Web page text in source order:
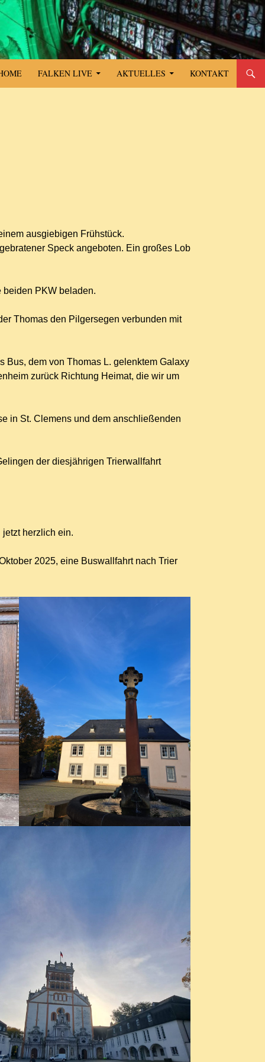
FALKEN LIVE AKTUELLES KONTAKT
ausgiebigen Frühstück.
Speck angeboten. Ein großes Lob
beiden PKW beladen.
Thomas den Pilgersegen verbunden mit
Bus, dem von Thomas L. gelenktem Galaxy
zurück Richtung Heimat, die wir um
in St. Clemens und dem anschließenden
der diesjährigen Trierwallfahrt
herzlich ein.
2025, eine Buswallfahrt nach Trier